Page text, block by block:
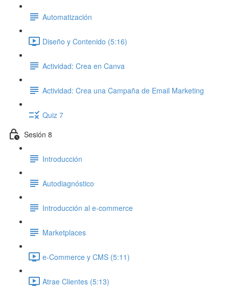
Automatización
Diseño y Contenido (5:16)
Actividad: Crea en Canva
Actividad: Crea una Campaña de Email Marketing
Quiz 7
Sesión 8
Introducción
Autodiagnóstico
Introducción al e-commerce
Marketplaces
e-Commerce y CMS (5:11)
Atrae Clientes (5:13)